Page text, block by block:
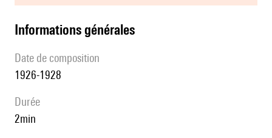
informations générales
date de composition
1926-1928
durée
2min